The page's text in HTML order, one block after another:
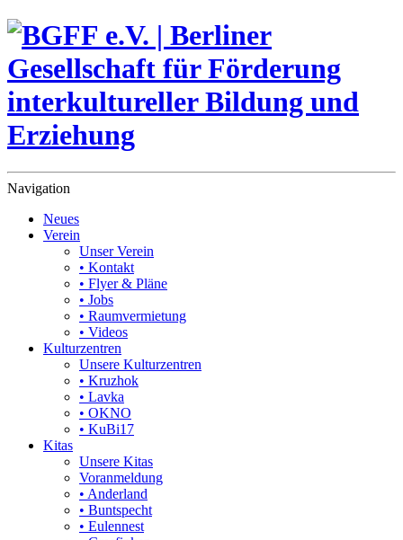
Navigation
Neues
Verein
Unser Verein
• Kontakt
• Flyer & Pläne
• Jobs
• Raumvermietung
• Videos
Kulturzentren
Unsere Kulturzentren
• Kruzhok
• Lavka
• OKNO
• KuBi17
Kitas
Unsere Kitas
Voranmeldung
• Anderland
• Buntspecht
• Eulennest